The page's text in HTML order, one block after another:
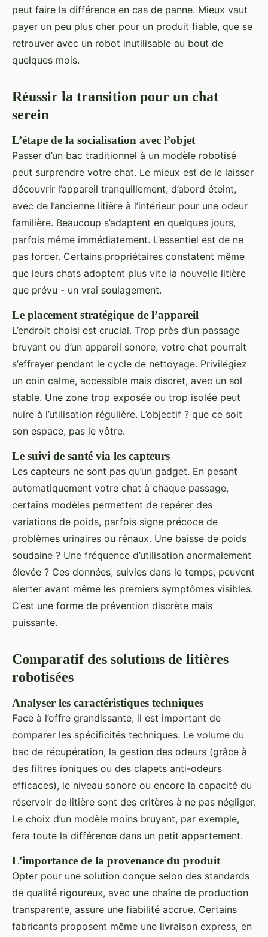
peut faire la différence en cas de panne. Mieux vaut
payer un peu plus cher pour un produit fiable, que se
retrouver avec un robot inutilisable au bout de
quelques mois.
Réussir la transition pour un chat
serein
L’étape de la socialisation avec l’objet
Passer d’un bac traditionnel à un modèle robotisé
peut surprendre votre chat. Le mieux est de le laisser
découvrir l’appareil tranquillement, d’abord éteint,
avec de l’ancienne litière à l’intérieur pour une odeur
familière. Beaucoup s’adaptent en quelques jours,
parfois même immédiatement. L’essentiel est de ne
pas forcer. Certains propriétaires constatent même
que leurs chats adoptent plus vite la nouvelle litière
que prévu - un vrai soulagement.
Le placement stratégique de l’appareil
L’endroit choisi est crucial. Trop près d’un passage
bruyant ou d’un appareil sonore, votre chat pourrait
s’effrayer pendant le cycle de nettoyage. Privilégiez
un coin calme, accessible mais discret, avec un sol
stable. Une zone trop exposée ou trop isolée peut
nuire à l’utilisation régulière. L’objectif ? que ce soit
son espace, pas le vôtre.
Le suivi de santé via les capteurs
Les capteurs ne sont pas qu’un gadget. En pesant
automatiquement votre chat à chaque passage,
certains modèles permettent de repérer des
variations de poids, parfois signe précoce de
problèmes urinaires ou rénaux. Une baisse de poids
soudaine ? Une fréquence d’utilisation anormalement
élevée ? Ces données, suivies dans le temps, peuvent
alerter avant même les premiers symptômes visibles.
C’est une forme de prévention discrète mais
puissante.
Comparatif des solutions de litières
robotisées
Analyser les caractéristiques techniques
Face à l’offre grandissante, il est important de
comparer les spécificités techniques. Le volume du
bac de récupération, la gestion des odeurs (grâce à
des filtres ioniques ou des clapets anti-odeurs
efficaces), le niveau sonore ou encore la capacité du
réservoir de litière sont des critères à ne pas négliger.
Le choix d’un modèle moins bruyant, par exemple,
fera toute la différence dans un petit appartement.
L’importance de la provenance du produit
Opter pour une solution conçue selon des standards
de qualité rigoureux, avec une chaîne de production
transparente, assure une fiabilité accrue. Certains
fabricants proposent même une livraison express, en